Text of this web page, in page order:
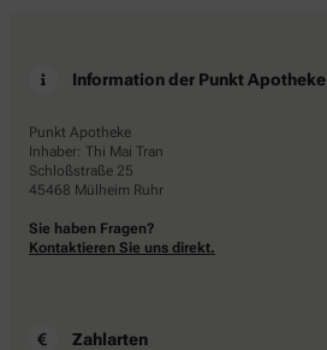
Information der Punkt Apotheke
Punkt Apotheke
Inhaber: Thi Mai Tran
Schloßstraße 25
45468 Mülheim Ruhr
Sie haben Fragen?
Kontaktieren Sie uns direkt.
Zahlarten